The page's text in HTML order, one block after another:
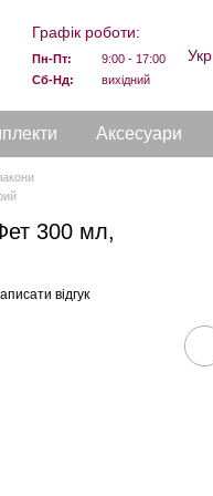
Графік роботи:
Пн-Пт:
9:00 - 17:00
Сб-Нд:
вихідний
Укр
Аксесуари
300 мл,
відгук